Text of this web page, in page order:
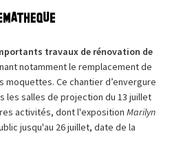
travaux de rénovation de
notamment le remplacement de
moquettes. Ce chantier d’envergure
les salles de projection du 13 juillet
activités, dont l'exposition Marilyn
jusqu'au 26 juillet, date de la